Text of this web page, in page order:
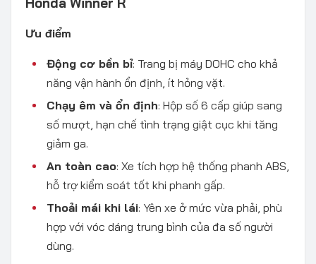
Ưu điểm
Động cơ bền bỉ: Trang bị máy DOHC cho khả
năng vận hành ổn định, ít hỏng vặt.
Chạy êm và ổn định: Hộp số 6 cấp giúp sang
số mượt, hạn chế tình trạng giật cục khi tăng
giảm ga.
An toàn cao: Xe tích hợp hệ thống phanh ABS,
hỗ trợ kiểm soát tốt khi phanh gấp.
Thoải mái khi lái: Yên xe ở mức vừa phải, phù
hợp với vóc dáng trung bình của đa số người
dùng.